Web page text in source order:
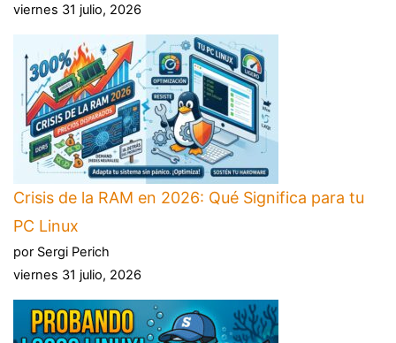
viernes 31 julio, 2026
Crisis de la RAM en 2026: Qué Significa para tu
PC Linux
por Sergi Perich
viernes 31 julio, 2026